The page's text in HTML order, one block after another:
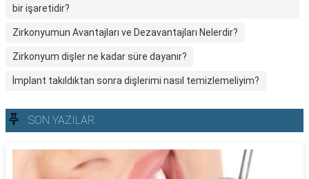
bir işaretidir?
Zirkonyumun Avantajları ve Dezavantajları Nelerdir?
Zirkonyum dişler ne kadar süre dayanır?
İmplant takıldıktan sonra dişlerimi nasıl temizlemeliyim?
SON YAZILAR